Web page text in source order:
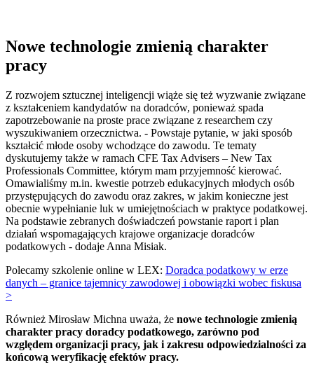
Nowe technologie zmienią charakter
pracy
Z rozwojem sztucznej inteligencji wiąże się też wyzwanie związane
z kształceniem kandydatów na doradców, ponieważ spada
zapotrzebowanie na proste prace związane z researchem czy
wyszukiwaniem orzecznictwa. - Powstaje pytanie, w jaki sposób
kształcić młode osoby wchodzące do zawodu. Te tematy
dyskutujemy także w ramach CFE Tax Advisers – New Tax
Professionals Committee, którym mam przyjemność kierować.
Omawialiśmy m.in. kwestie potrzeb edukacyjnych młodych osób
przystępujących do zawodu oraz zakres, w jakim konieczne jest
obecnie wypełnianie luk w umiejętnościach w praktyce podatkowej.
Na podstawie zebranych doświadczeń powstanie raport i plan
działań wspomagających krajowe organizacje doradców
podatkowych - dodaje Anna Misiak.
Polecamy szkolenie online w LEX: Doradca podatkowy w erze
danych – granice tajemnicy zawodowej i obowiązki wobec fiskusa
>
Również Mirosław Michna uważa, że nowe technologie zmienią
charakter pracy doradcy podatkowego, zarówno pod
względem organizacji pracy, jak i zakresu odpowiedzialności za
końcową weryfikację efektów pracy.